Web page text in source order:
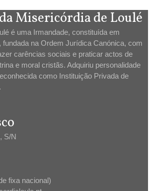
Misericórdia de Loulé
é uma Irmandade, constituída em
na Ordem Jurídica Canónica, com
carências sociais e praticar actos de
e moral cristãs. Adquiriu personalidade
como Instituição Privada de
S/N
fixa nacional)